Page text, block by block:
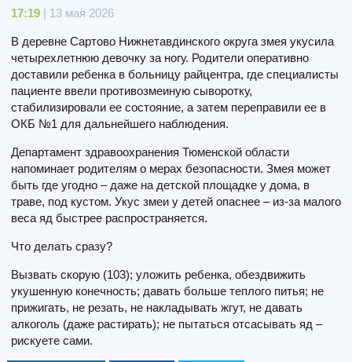
17:19 | 13 мая 2026
В деревне Сартово Нижнетавдинского округа змея укусила
четырехлетнюю девочку за ногу. Родители оперативно
доставили ребенка в больницу райцентра, где специалисты
пациенте ввели противозмеиную сыворотку,
стабилизировали ее состояние, а затем переправили ее в
ОКБ №1 для дальнейшего наблюдения.
Департамент здравоохранения Тюменской области
напоминает родителям о мерах безопасности. Змея может
быть где угодно – даже на детской площадке у дома, в
траве, под кустом. Укус змеи у детей опаснее – из-за малого
веса яд быстрее распространяется.
Что делать сразу?
Вызвать скорую (103); уложить ребенка, обездвижить
укушенную конечность; давать больше теплого питья; не
прижигать, не резать, не накладывать жгут, не давать
алкоголь (даже растирать); не пытаться отсасывать яд –
рискуете сами.